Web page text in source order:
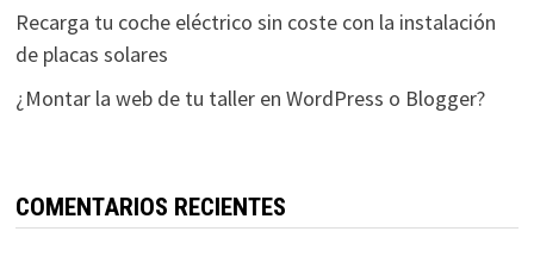
Recarga tu coche eléctrico sin coste con la instalación
de placas solares
¿Montar la web de tu taller en WordPress o Blogger?
COMENTARIOS RECIENTES